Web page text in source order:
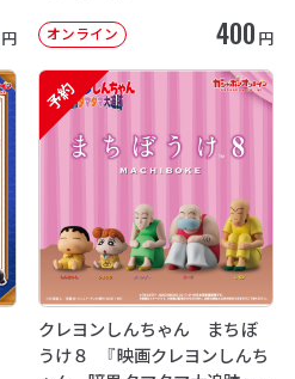
円 オンライン 400 円
予約
クレヨンしんちゃん まちぼ
うけ８ 『映画クレヨンしんち